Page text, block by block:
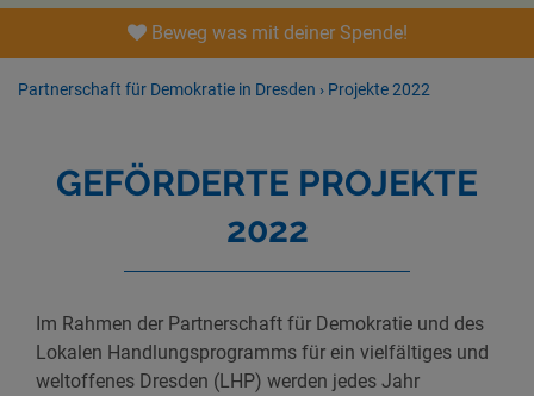
Beweg was mit deiner Spende!
Partnerschaft für Demokratie in Dresden › Projekte 2022
GEFÖRDERTE PROJEKTE
2022
Im Rahmen der Partnerschaft für Demokratie und des
Lokalen Handlungsprogramms für ein vielfältiges und
weltoffenes Dresden (LHP) werden jedes Jahr